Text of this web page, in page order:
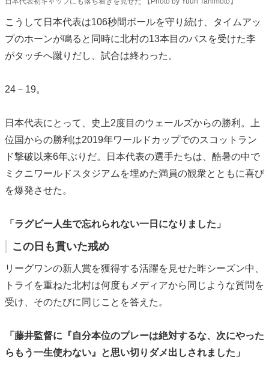
こうして日本代表は106秒間ボールを守り続け、タイムアッ
プのホーンが鳴ると同時に北村の13本目のパスを受けた李
がタッチへ蹴りだし、試合は終わった。
24－19。
日本代表にとって、史上2度目のウェールズからの勝利。上
位国からの勝利は2019年ワールドカップでのスコットラン
ド撃破以来6年ぶりだ。日本代表の選手たちは、酷暑の中で
ミクニワールドスタジアムを埋めた満員の観衆とともに喜び
を爆発させた。
「ラグビー人生で忘れられない一日になりました」
この日も貫いた戒め
リーグワンの新人賞を獲得する活躍を見せた昨シーズン中、
トライを重ねた北村は何度もメディアから同じような質問を
受け、そのたびに同じことを答えた。
「藤井監督に『自分本位のプレーは絶対するな、次にやった
らもう一生使わない』と思い切りダメ出しされました」